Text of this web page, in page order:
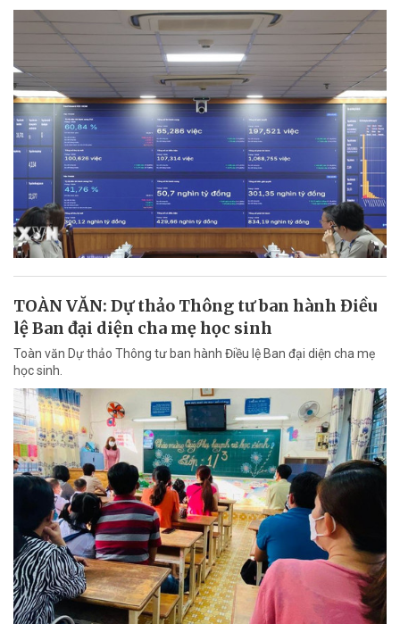
TOÀN VĂN: Dự thảo Thông tư ban hành Điều
lệ Ban đại diện cha mẹ học sinh
Toàn văn Dự thảo Thông tư ban hành Điều lệ Ban đại diện cha mẹ
học sinh.